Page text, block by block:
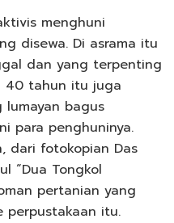
menghuni
disewa. Di asrama itu
dan yang terpenting
40 tahun itu juga
lumayan bagus
para penghuninya.
dari fotokopian Das
“Dua Tongkol
pertanian yang
perpustakaan itu.